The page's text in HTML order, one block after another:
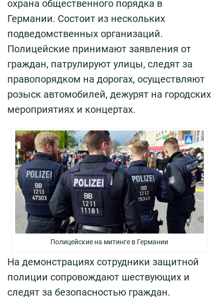
охрана общественного порядка в
Германии. Состоит из нескольких
подведомственных организаций.
Полицейские принимают заявления от
граждан, патрулируют улицы, следят за
правопорядком на дорогах, осуществляют
розыск автомобилей, дежурят на городских
мероприятиях и концертах.
Полицейские на митинге в Германии
На демонстрациях сотрудники защитной
полиции сопровождают шествующих и
следят за безопасностью граждан.